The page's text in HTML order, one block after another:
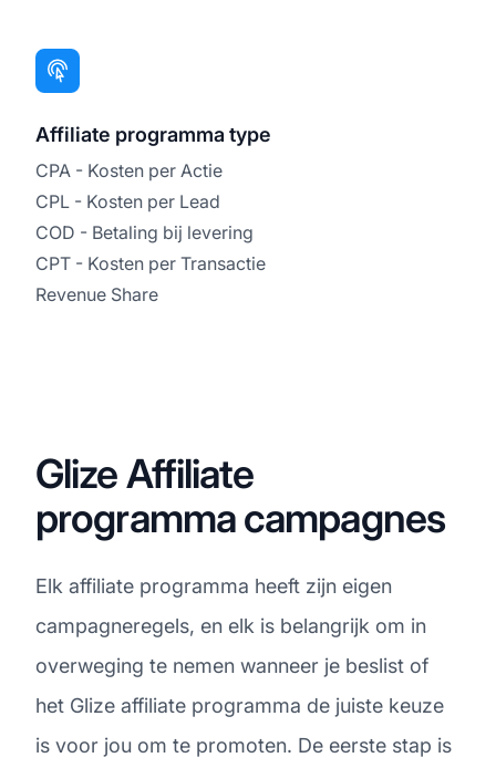
Affiliate programma type
CPA - Kosten per Actie
CPL - Kosten per Lead
COD - Betaling bij levering
CPT - Kosten per Transactie
Revenue Share
Glize Affiliate
programma campagnes
Elk affiliate programma heeft zijn eigen
campagneregels, en elk is belangrijk om in
overweging te nemen wanneer je beslist of
het Glize affiliate programma de juiste keuze
is voor jou om te promoten. De eerste stap is